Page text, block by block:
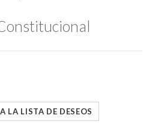
LA LISTA DE DESEOS